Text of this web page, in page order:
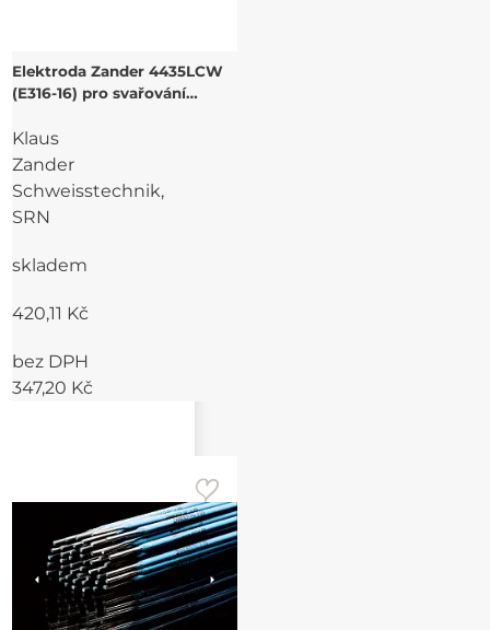
Elektroda Zander 4435LCW
(E316-16) pro svařování
Klaus
Zander
Schweisstechnik,
SRN
skladem
420,11 Kč
bez DPH
347,20 Kč